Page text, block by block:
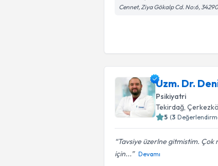
Cennet, Ziya Gökalp Cd. No:6,
Uzm. Dr.
Psikiyatri
Tekirdağ,
5 (3
Tavsiye üzerlne gitmistim. Çok
için...
Devamı